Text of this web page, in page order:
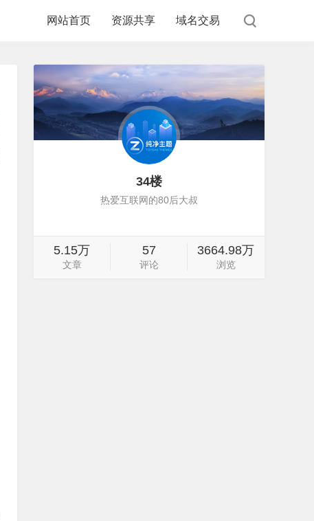
网站首页 资源共享 域名交易
34楼
热爱互联网的80后大叔
5.15万
文章
57
评论
3664.98万
浏览